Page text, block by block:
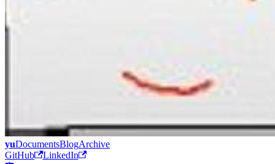
yuDocumentsBlogArchive
GitHub
LinkedIn